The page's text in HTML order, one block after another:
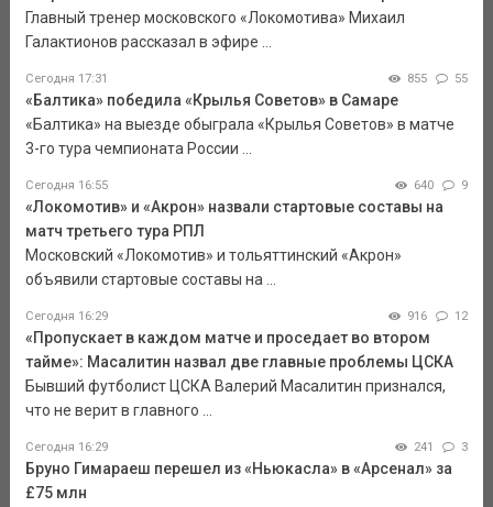
Главный тренер московского «Локомотива» Михаил
Галактионов рассказал в эфире ...
Сегодня 17:31 855 55
«Балтика» победила «Крылья Советов» в Самаре
«Балтика» на выезде обыграла «Крылья Советов» в матче
3-го тура чемпионата России ...
Сегодня 16:55 640 9
«Локомотив» и «Акрон» назвали стартовые составы на
матч третьего тура РПЛ
Московский «Локомотив» и тольяттинский «Акрон»
объявили стартовые составы на ...
Сегодня 16:29 916 12
«Пропускает в каждом матче и проседает во втором
тайме»: Масалитин назвал две главные проблемы ЦСКА
Бывший футболист ЦСКА Валерий Масалитин признался,
что не верит в главного ...
Сегодня 16:29 241 3
Бруно Гимараеш перешел из «Ньюкасла» в «Арсенал» за
£75 млн